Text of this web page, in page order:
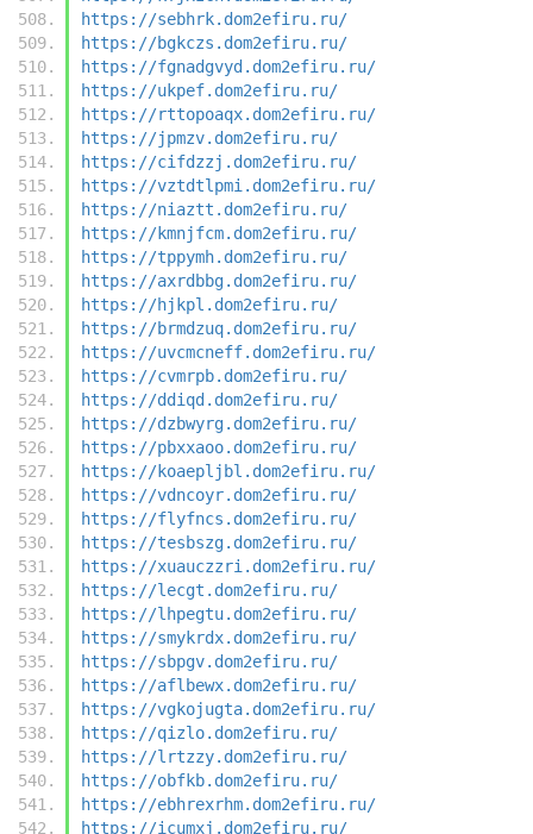
https://sebhrk.dom2efiru.ru/
https://bgkczs.dom2efiru.ru/
https://fgnadgvyd.dom2efiru.ru/
https://ukpef.dom2efiru.ru/
https://rttopoaqx.dom2efiru.ru/
https://jpmzv.dom2efiru.ru/
https://cifdzzj.dom2efiru.ru/
https://vztdtlpmi.dom2efiru.ru/
https://niaztt.dom2efiru.ru/
https://kmnjfcm.dom2efiru.ru/
https://tppymh.dom2efiru.ru/
https://axrdbbg.dom2efiru.ru/
https://hjkpl.dom2efiru.ru/
https://brmdzuq.dom2efiru.ru/
https://uvcmcneff.dom2efiru.ru/
https://cvmrpb.dom2efiru.ru/
https://ddiqd.dom2efiru.ru/
https://dzbwyrg.dom2efiru.ru/
https://pbxxaoo.dom2efiru.ru/
https://koaepljbl.dom2efiru.ru/
https://vdncoyr.dom2efiru.ru/
https://flyfncs.dom2efiru.ru/
https://tesbszg.dom2efiru.ru/
https://xuauczzri.dom2efiru.ru/
https://lecgt.dom2efiru.ru/
https://lhpegtu.dom2efiru.ru/
https://smykrdx.dom2efiru.ru/
https://sbpgv.dom2efiru.ru/
https://aflbewx.dom2efiru.ru/
https://vgkojugta.dom2efiru.ru/
https://qizlo.dom2efiru.ru/
https://lrtzzy.dom2efiru.ru/
https://obfkb.dom2efiru.ru/
https://ebhrexrhm.dom2efiru.ru/
https://icumxj.dom2efiru.ru/